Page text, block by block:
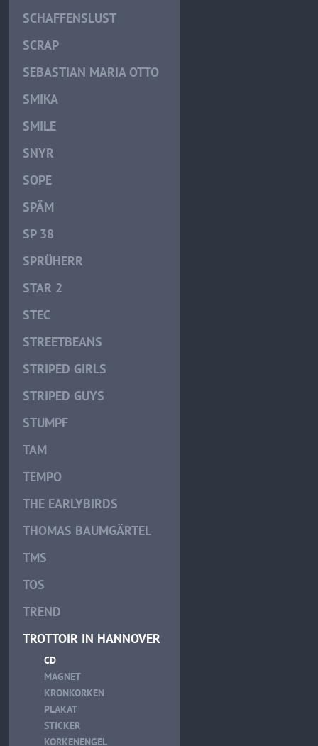
SCHAFFENSLUST
SCRAP
SEBASTIAN MARIA OTTO
SMIKA
SMILE
SNYR
SOPE
SPÄM
SP 38
SPRÜHERR
STAR 2
STEC
STREETBEANS
STRIPED GIRLS
STRIPED GUYS
STUMPF
TAM
TEMPO
THE EARLYBIRDS
THOMAS BAUMGÄRTEL
TMS
TOS
TREND
TROTTOIR IN HANNOVER
CD
MAGNET
KRONKORKEN
PLAKAT
STICKER
KORKENENGEL